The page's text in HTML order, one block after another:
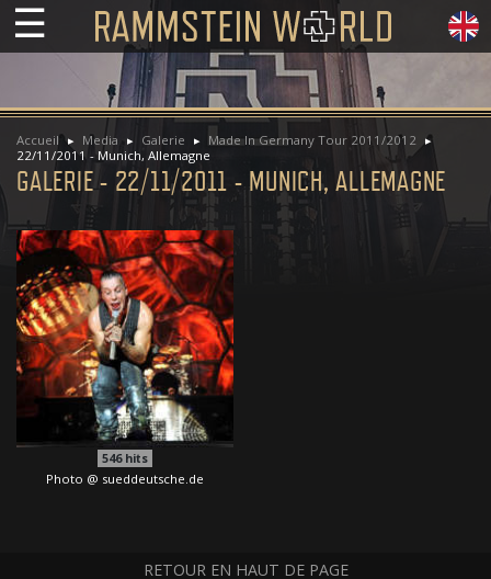
☰
Accueil Media Galerie
Made In Germany Tour 2011/2012
22/11/2011 - Munich, Allemagne
GALERIE - 22/11/2011 - MUNICH, ALLEMAGNE
546hits
Photo @ sueddeutsche.de
RETOUR EN HAUT DE PAGE